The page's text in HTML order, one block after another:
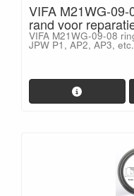
VIFA M21WG-
rand voor
VIFA M21WG-09-08
JPW P1, AP2, AP3, etc.